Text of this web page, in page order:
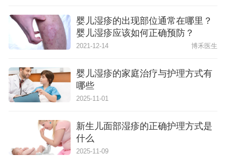
婴儿湿疹的出现部位通常在哪里？
婴儿湿疹应该如何正确预防？
2021-12-14 博禾医生
婴儿湿疹的家庭治疗与护理方式有
哪些
2025-11-01
新生儿面部湿疹的正确护理方式是
什么
2025-11-09